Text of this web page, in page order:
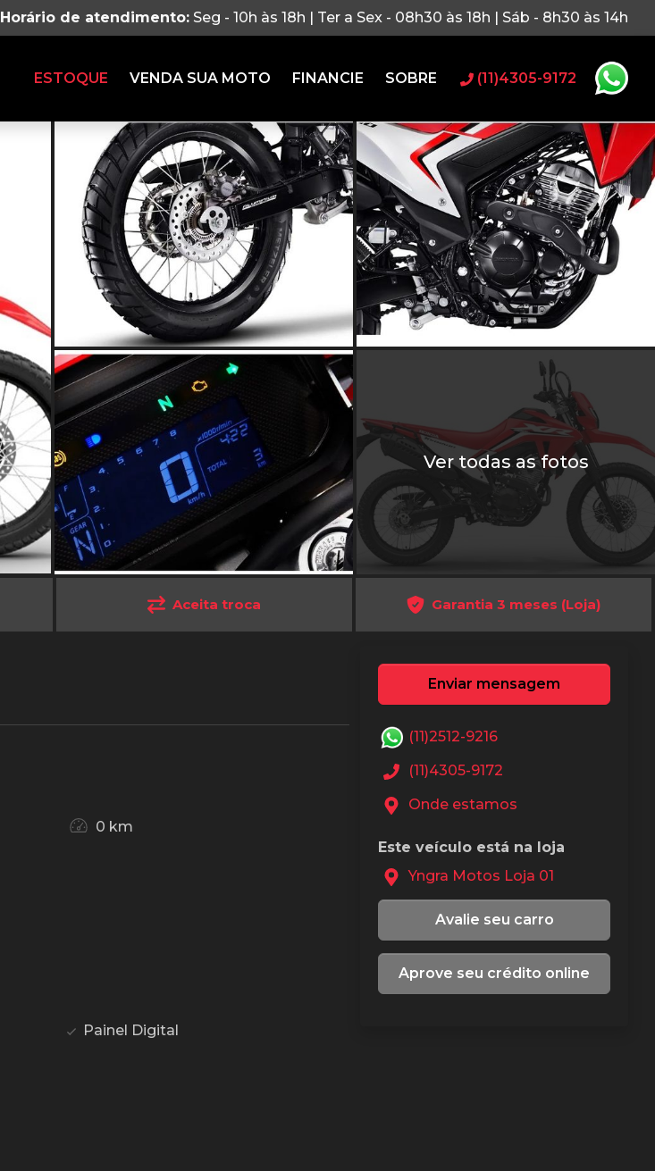
Horário de atendimento: Seg - 10h às 18h | Ter a Sex - 08h30 às 18h | Sáb - 8h30 às 14h
ESTOQUE VENDA SUA MOTO FINANCIE SOBRE (11)4305-9172
Ver todas as fotos
Aceita troca Garantia 3 meses (Loja)
0 km
Painel Digital
Enviar mensagem
(11)2512-9216
(11)4305-9172
Onde estamos
Este veículo está na loja
Yngra Motos Loja 01
Avalie seu carro
Aprove seu crédito online